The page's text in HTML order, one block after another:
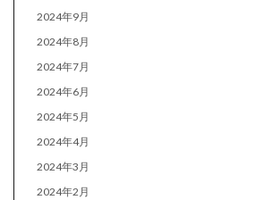
2024年9月
2024年8月
2024年7月
2024年6月
2024年5月
2024年4月
2024年3月
2024年2月